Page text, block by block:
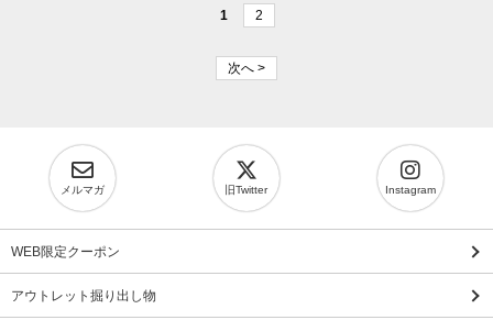
1 2
次へ >
メルマガ 旧Twitter Instagram
WEB限定クーポン
アウトレット掘り出し物